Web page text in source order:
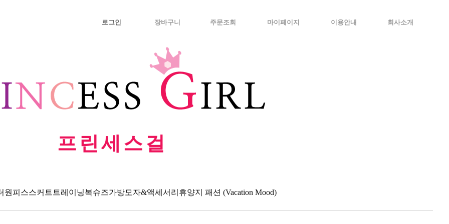
로그인 장바구니 주문조회 마이페이지 이용안내 회사소개
프린세스걸
원피스스커트 트레이닝복슈즈가방모자&액세서리 휴양지 패션 (Vacation Mood)